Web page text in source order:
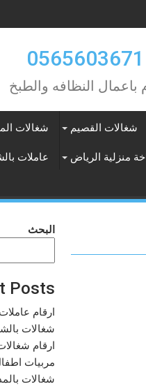
باعمال النظافه والطبخ
شغالات القصيم شغالات
منزلية الرياض عاملات
البحث
Posts
ارقام عاملات
شغالات بالشهر 1500 المدينة المنورة
ارقام شغالات
مربيات اطفال
شغالات بالمدينة